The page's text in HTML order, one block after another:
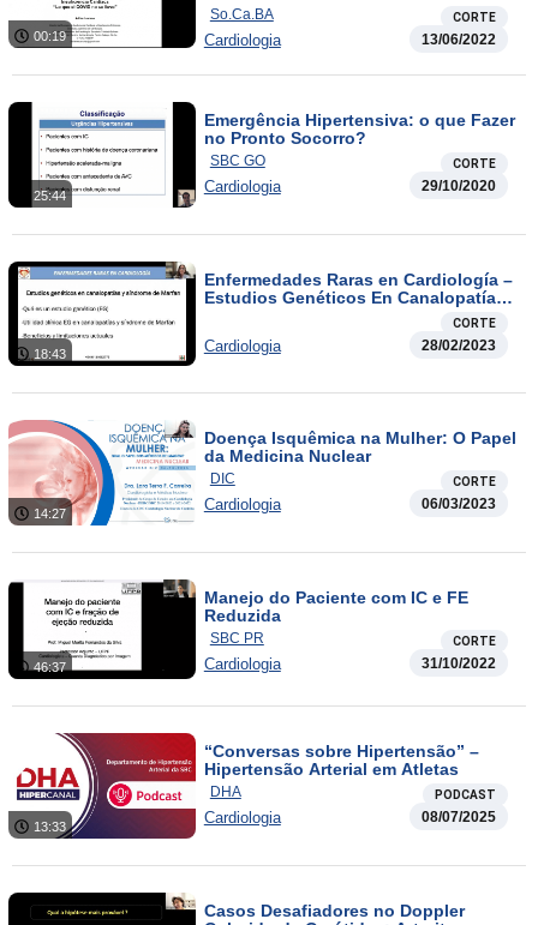
00:19
So.Ca.BA CORTE
Cardiologia 13/06/2022
25:44
Emergência Hipertensiva: o que Fazer
no Pronto Socorro?
SBC GO CORTE
Cardiologia 29/10/2020
18:43
Enfermedades Raras en Cardiología –
Estudios Genéticos En Canalopatías
CORTE
Cardiologia 28/02/2023
14:27
Doença Isquêmica na Mulher: O Papel
da Medicina Nuclear
DIC CORTE
Cardiologia 06/03/2023
46:37
Manejo do Paciente com IC e FE
Reduzida
SBC PR CORTE
Cardiologia 31/10/2022
13:33
“Conversas sobre Hipertensão” –
Hipertensão Arterial em Atletas
DHA PODCAST
Cardiologia 08/07/2025
Casos Desafiadores no Doppler